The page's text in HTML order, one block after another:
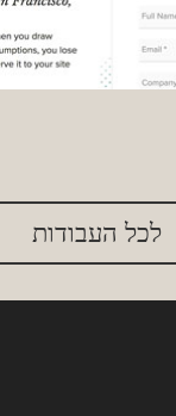
לכל העבודות